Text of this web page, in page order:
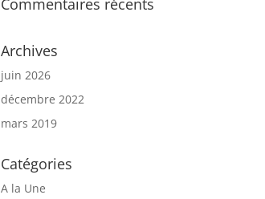
Commentaires récents
Archives
juin 2026
décembre 2022
mars 2019
Catégories
A la Une